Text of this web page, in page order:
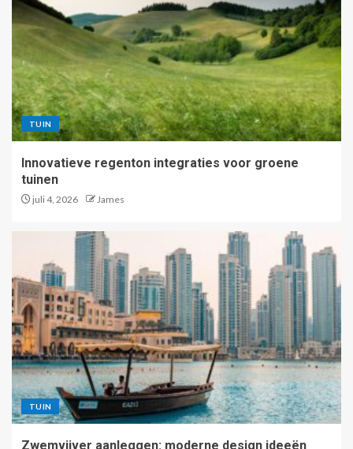
TUIN
Innovatieve regenton integraties voor groene
tuinen
juli 4, 2026 James
TUIN
Zwemvijver aanleggen: moderne design ideeën